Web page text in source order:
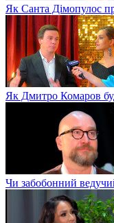
Як Санта Дімопулос
Як Дмитро Комаров
Чи забобонний